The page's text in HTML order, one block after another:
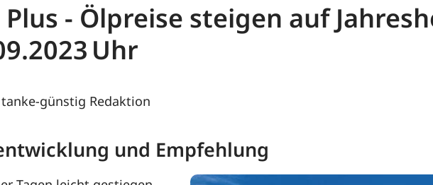
- Ölpreise steigen auf
günstig Redaktion
und Empfehlung